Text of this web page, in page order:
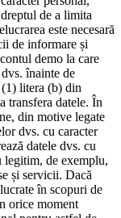
de a limita
este necesară
de informare și
demo la care
înainte de
litera (b) din
transfera datele. În
din motive legate
dvs. cu caracter
datele dvs. cu
legitim, de exemplu,
și servicii. Dacă
în scopuri de
orice moment